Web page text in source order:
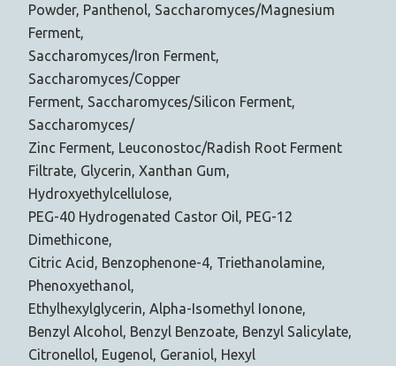
Powder, Panthenol, Saccharomyces/Magnesium
Ferment,
Saccharomyces/Iron Ferment,
Saccharomyces/Copper
Ferment, Saccharomyces/Silicon Ferment,
Saccharomyces/
Zinc Ferment, Leuconostoc/Radish Root Ferment
Filtrate, Glycerin, Xanthan Gum,
Hydroxyethylcellulose,
PEG-40 Hydrogenated Castor Oil, PEG-12
Dimethicone,
Citric Acid, Benzophenone-4, Triethanolamine,
Phenoxyethanol,
Ethylhexylglycerin, Alpha-Isomethyl Ionone,
Benzyl Alcohol, Benzyl Benzoate, Benzyl Salicylate,
Citronellol, Eugenol, Geraniol, Hexyl